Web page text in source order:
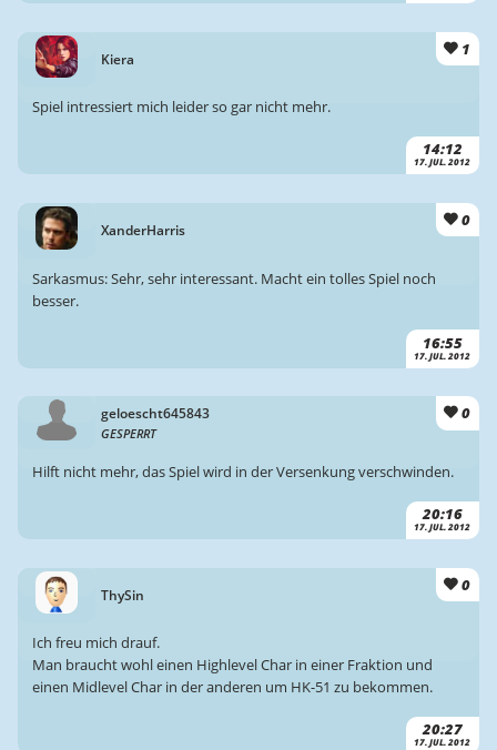
Kiera
1
14:12
17. JUL. 2012
Spiel intressiert mich leider so gar nicht mehr.
XanderHarris
0
16:55
17. JUL. 2012
Sarkasmus: Sehr, sehr interessant. Macht ein tolles Spiel noch
besser.
geloescht645843
GESPERRT
0
20:16
17. JUL. 2012
Hilft nicht mehr, das Spiel wird in der Versenkung verschwinden.
ThySin
0
20:27
17. JUL. 2012
Ich freu mich drauf.
Man braucht wohl einen Highlevel Char in einer Fraktion und
einen Midlevel Char in der anderen um HK-51 zu bekommen.